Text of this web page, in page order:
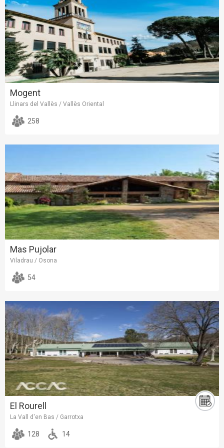
Mogent
Llinars del Vallès / Vallès Oriental
258
Mas Pujolar
Viladrau / Osona
54
El Rourell
La Vall d'en Bas / Garrotxa
128 14